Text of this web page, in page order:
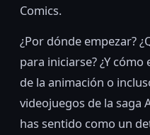
Comics.
¿Por dónde empezar?
para iniciarse? ¿Y
de la animación o
videojuegos de la saga
has sentido como un